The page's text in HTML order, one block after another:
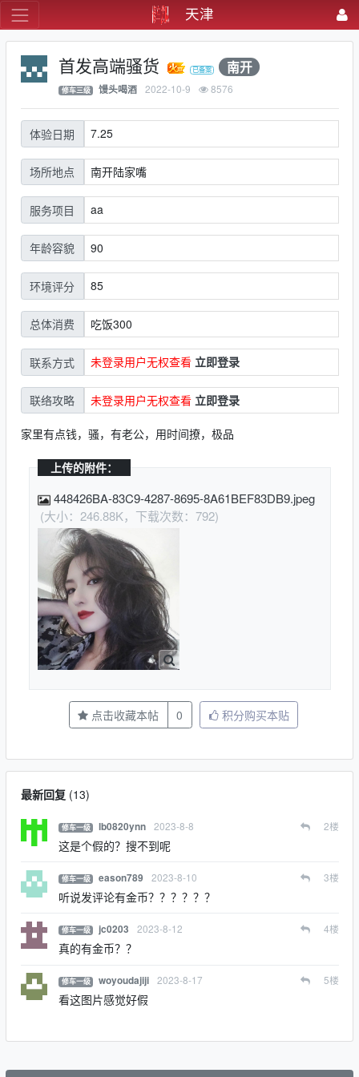
天津
首发高端骚货 南开
修车三级 馒头喝酒 2022-10-9 8576
体验日期 7.25
场所地点 南开陆家嘴
服务项目 aa
年龄容貌 90
环境评分 85
总体消费 吃饭300
联系方式 未登录用户无权查看 立即登录
联络攻略 未登录用户无权查看 立即登录
家里有点钱，骚，有老公，用时间撩，极品
上传的附件：
448426BA-83C9-4287-8695-8A61BEF83DB9.jpeg
(大小：246.88K，下载次数：792)
点击收藏本帖 0 积分购买本贴
最新回复(13)
修车一级 lb0820ynn 2023-8-8 2楼
这是个假的？搜不到呢
修车一级 eason789 2023-8-10 3楼
听说发评论有金币？？？？？？
修车一级 jc0203 2023-8-12 4楼
真的有金币？？
修车一级 woyoudajiji 2023-8-17 5楼
看这图片感觉好假